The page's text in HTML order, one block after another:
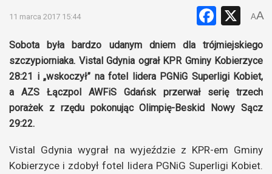
11 marca 2017 15:44 X
AA
Sobota była bardzo udanym dniem dla trójmiejskiego
szczypiorniaka. Vistal Gdynia ograł KPR Gminy Kobierzyce
28:21 i „wskoczył” na fotel lidera PGNiG Superligi Kobiet,
a AZS Łączpol AWFiS Gdańsk przerwał serię trzech
porażek z rzędu pokonując Olimpię-Beskid Nowy Sącz
29:22.
Vistal Gdynia wygrał na wyjeździe z KPR-em Gminy
Kobierzyce i zdobył fotel lidera PGNiG Superligi Kobiet.